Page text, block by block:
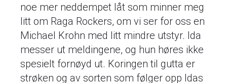
noe mer neddempet låt som minner meg
litt om Raga Rockers, om vi ser for oss en
Michael Krohn med litt mindre utstyr. Ida
messer ut meldingene, og hun høres ikke
spesielt fornøyd ut. Koringen til gutta er
strøken og av sorten som følger opp Idas